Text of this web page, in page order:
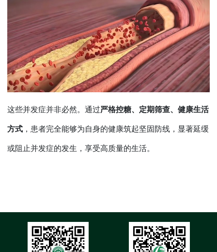
这些并发症并非必然。通过严格控糖、定期筛查、健康生活
方式 ，患者完全能够为自身的健康筑起坚固防线，显著延缓
或阻止并发症的发生，享受高质量的生活。